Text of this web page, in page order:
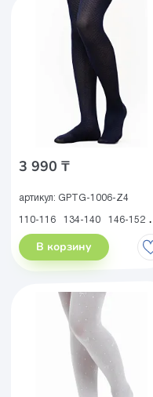
3 990 ₸
артикул: GPTG-1006-Z4
110-116 134-140 146-152
В корзину